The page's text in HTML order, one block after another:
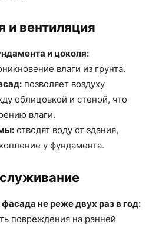
и вентиляция
и цоколя:
влаги из грунта.
позволяет воздуху
облицовкой и стеной, что
влаги.
отводят воду от здания,
у фундамента.
не реже двух раз в год:
повреждения на ранней